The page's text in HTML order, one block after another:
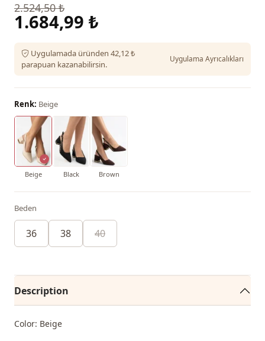
2.524,50 ₺
1.684,99 ₺
Uygulamada üründen 42,12 ₺
parapuan kazanabilirsin.
Uygulama Ayrıcalıkları
Renk: Beige
Beige Black Brown
Beden
36 38 40
Description
Color: Beige